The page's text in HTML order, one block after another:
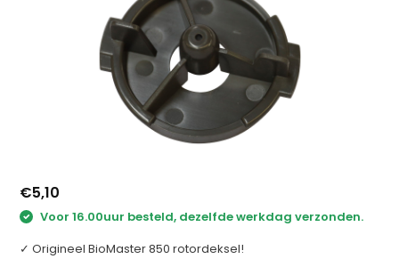
€5,10
Voor 16.00uur besteld, dezelfde werkdag verzonden.
✓ Origineel BioMaster 850 rotordeksel!